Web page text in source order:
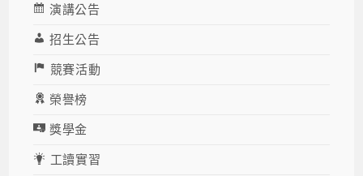
演講公告
招生公告
競賽活動
榮譽榜
獎學金
工讀實習